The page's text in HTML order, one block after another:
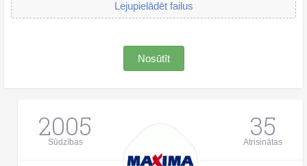
Lejupielādēt failus
Nosūtīt
2005
Sūdzības 35
Atrisinātas